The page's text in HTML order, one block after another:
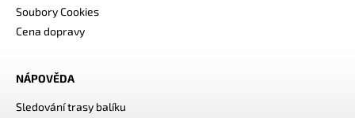
Soubory Cookies
Cena dopravy
NÁPOVĚDA
Sledování trasy balíku